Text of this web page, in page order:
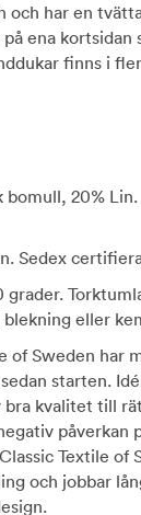
och har en
ena kortsidan
finns i
bomull, 20%
Sedex
grader.
eller
of Sweden har
starten.
kvalitet till
påverkan
Textile of
och jobbar